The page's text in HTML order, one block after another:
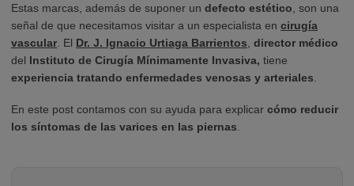
Estas marcas, además de suponer un defecto estético , son una
señal de que necesitamos visitar a un especialista en cirugía
vascular . El Dr. J. Ignacio Urtiaga Barrientos director médico
del Instituto de Cirugía Mínimamente Invasiva, tiene
experiencia tratando enfermedades venosas y arteriales
En este post contamos con su ayuda para explicar cómo reducir
los síntomas de las varices en las piernas